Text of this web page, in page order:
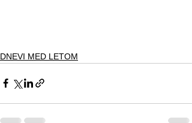
DNEVI MED LETOM